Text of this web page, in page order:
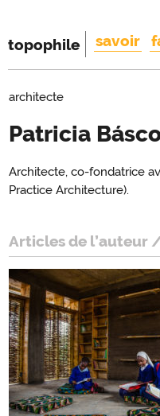
topophile savoir
architecte
Patricia
Introduction
Introduction
Architecte, co-fondatrice
Practice Architecture).
Articles de l’auteur